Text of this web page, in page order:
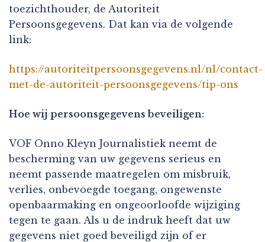
toezichthouder, de Autoriteit
Persoonsgegevens. Dat kan via de volgende
link:
https://autoriteitpersoonsgegevens.nl/nl/contact-
met-de-autoriteit-persoonsgegevens/tip-ons
Hoe wij persoonsgegevens beveiligen:
VOF Onno Kleyn Journalistiek neemt de
bescherming van uw gegevens serieus en
neemt passende maatregelen om misbruik,
verlies, onbevoegde toegang, ongewenste
openbaarmaking en ongeoorloofde wijziging
tegen te gaan. Als u de indruk heeft dat uw
gegevens niet goed beveiligd zijn of er